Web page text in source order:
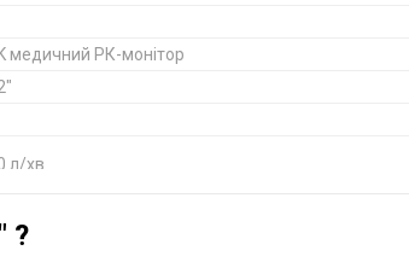
медичний РК-монітор
л/хв
?